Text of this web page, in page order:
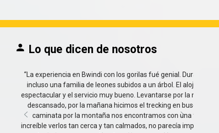
Lo que dicen de nosotros
“La experiencia en Bwindi con los gorilas fué genial. Durante
incluso una familia de leones subidos a un árbol. El
espectacular y el servicio muy bueno. Levantarse por la
descansado, por la mañana hicimos el trecking en busca de
caminata por la montaña nos encontramos con una familia
nuestro lado a pocos centímetros. Una sensación muy